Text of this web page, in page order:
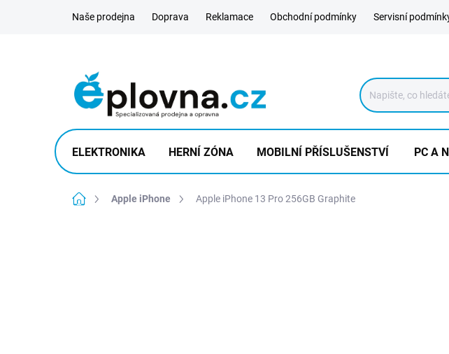
Naše prodejna Doprava Reklamace Obchodní podmínky Servisní
ELEKTRONIKA HERNÍ ZÓNA MOBILNÍ PŘÍSLUŠENSTVÍ PC A
Domů Apple iPhone Apple iPhone 13 Pro 256GB Graphite